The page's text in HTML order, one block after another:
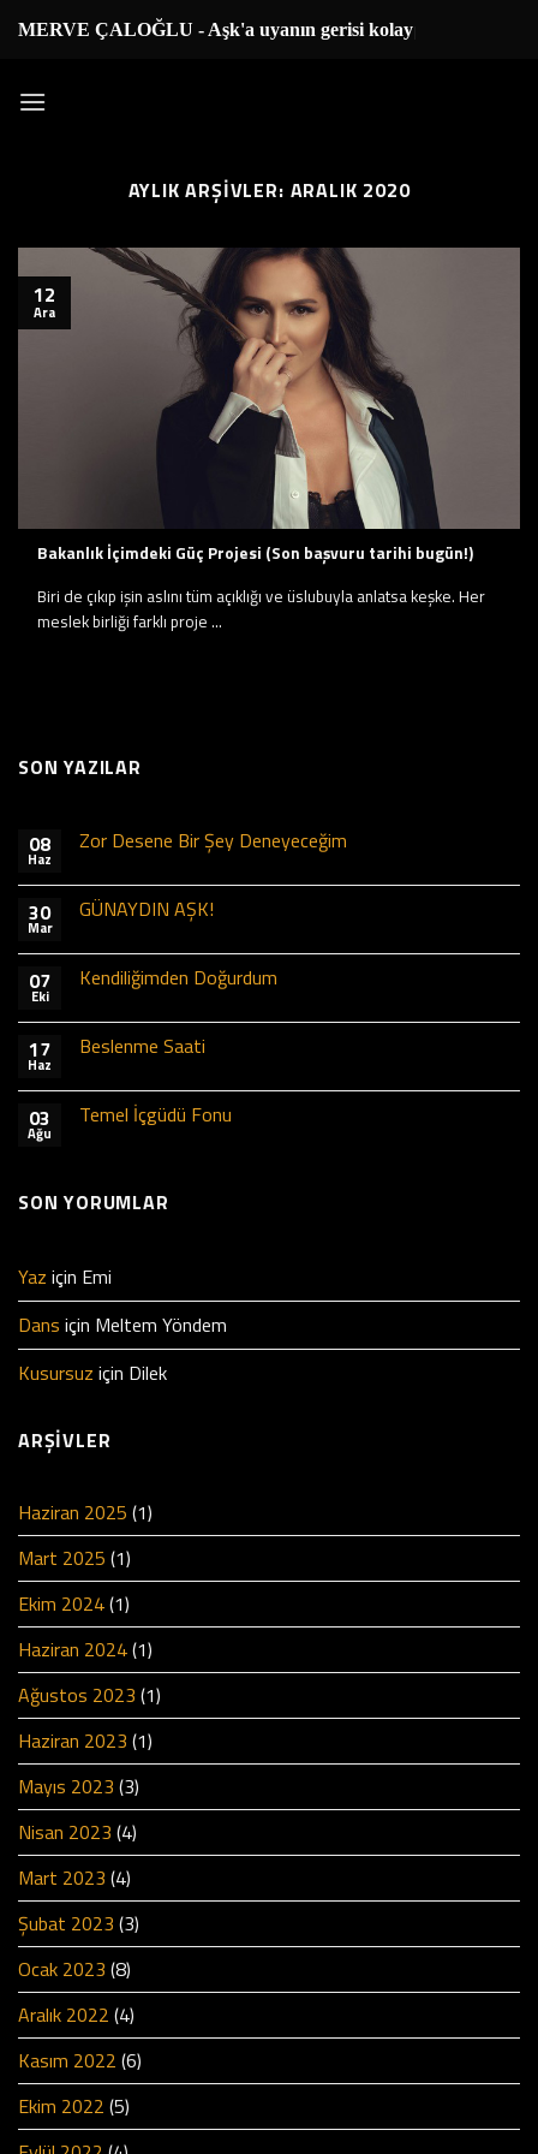
atlaMERVE ÇALOĞLU - Aşk'a uyanın gerisi kolay..
AYLIK ARŞIVLER: ARALIK 2020
Bakanlık İçimdeki Güç Projesi (Son başvuru tarihi bugün!)
Biri de çıkıp işin aslını tüm açıklığı ve üslubuyla anlatsa keşke. Her
meslek birliği farklı proje ...
12
Ara
SON YAZILAR
08
Haz
Zor Desene Bir Şey Deneyeceğim
30
Mar
GÜNAYDIN AŞK!
07
Eki
Kendiliğimden Doğurdum
17
Haz
Beslenme Saati
03
Ağu
Temel İçgüdü Fonu
SON YORUMLAR
Yaz için Emi
Dans için Meltem Yöndem
Kusursuz için Dilek
ARŞIVLER
Haziran 2025 (1)
Mart 2025 (1)
Ekim 2024(1)
Haziran 2024(1)
Ağustos 2023 (1)
Haziran 2023 (1)
Mayıs 2023 (3)
Nisan 2023 (4)
Mart 2023 (4)
Şubat 2023 (3)
Ocak 2023 (8)
Aralık 2022 (4)
Kasım 2022 (6)
Ekim 2022 (5)